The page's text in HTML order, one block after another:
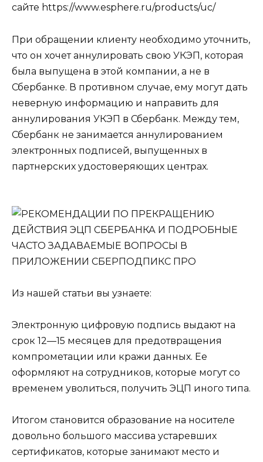
сайте https://www.esphere.ru/products/uc/
При обращении клиенту необходимо уточнить,
что он хочет аннулировать свою УКЭП, которая
была выпущена в этой компании, а не в
Сбербанке. В противном случае, ему могут дать
неверную информацию и направить для
аннулирования УКЭП в Сбербанк. Между тем,
Сбербанк не занимается аннулированием
электронных подписей, выпущенных в
партнерских удостоверяющих центрах.
Из нашей статьи вы узнаете:
Электронную цифровую подпись выдают на
срок 12—15 месяцев для предотвращения
компрометации или кражи данных. Ее
оформляют на сотрудников, которые могут со
временем уволиться, получить ЭЦП иного типа.
Итогом становится образование на носителе
довольно большого массива устаревших
сертификатов, которые занимают место и